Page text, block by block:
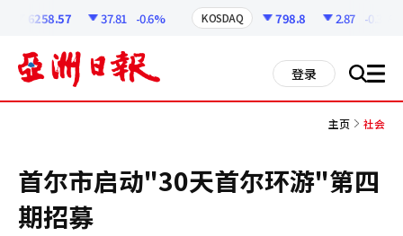
6258.57 37.81 -0.6% KOSDAQ 798.8 2.87 -0.36%
登录 搜 all
主页 社会
首尔市启动"30天首尔环游"第四
期招募